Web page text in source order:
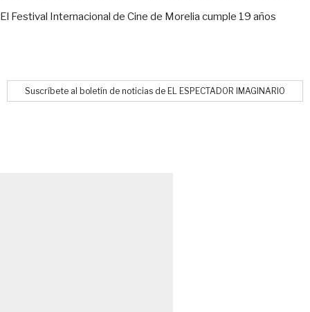
El Festival Internacional de Cine de Morelia cumple 19 años
Suscríbete al boletín de noticias de EL ESPECTADOR IMAGINARIO